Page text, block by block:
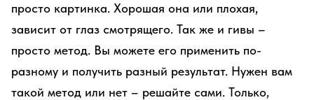
просто картинка. Хорошая она или плохая,
зависит от глаз смотрящего. Так же и гивы –
просто метод. Вы можете его применить по-
разному и получить разный результат. Нужен вам
такой метод или нет – решайте сами. Только,